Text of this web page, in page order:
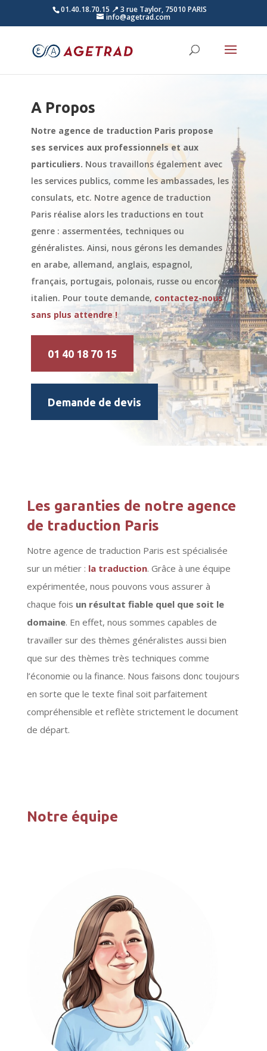
01.40.18.70.15 📍 3 rue Taylor, 75010 PARIS
info@agetrad.com
A Propos
Notre agence de traduction Paris propose
ses services aux professionnels et aux
particuliers. Nous travaillons également avec
les services publics, comme les ambassades, les
consulats, etc. Notre agence de traduction
Paris réalise alors les traductions en tout
genre : assermentées, techniques ou
généralistes. Ainsi, nous gérons les demandes
en arabe, allemand, anglais, espagnol,
français, portugais, polonais, russe ou encore
italien. Pour toute demande, contactez-nous
sans plus attendre !
01 40 18 70 15
Demande de devis
Les garanties de notre agence
de traduction Paris
Notre agence de traduction Paris est spécialisée
sur un métier : la traduction. Grâce à une équipe
expérimentée, nous pouvons vous assurer à
chaque fois un résultat fiable quel que soit le
domaine. En effet, nous sommes capables de
travailler sur des thèmes généralistes aussi bien
que sur des thèmes très techniques comme
l’économie ou la finance. Nous faisons donc toujours
en sorte que le texte final soit parfaitement
compréhensible et reflète strictement le document
de départ.
Notre équipe